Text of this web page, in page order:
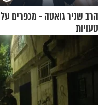
הרב שניר גואטה - מכפרים על
טעויות